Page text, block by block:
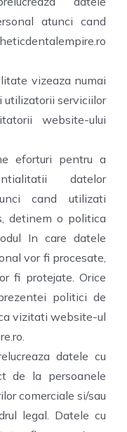
atunci cand
vizeaza numai
serviciilor
website-ului
eforturi pentru a
datelor
cand utilizati
detinem o politica
In care datele
vor fi procesate,
fi protejate. Orice
politici de
vizitati website-ul
datele cu
de la persoanele
comerciale si/sau
legal. Datele cu